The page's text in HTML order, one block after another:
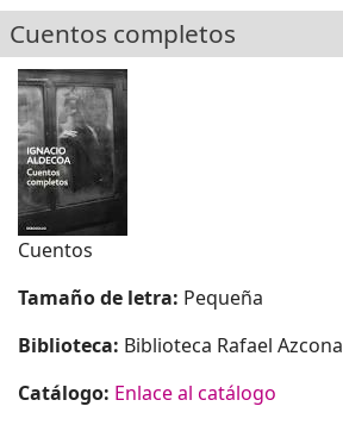
Cuentos completos
Cuentos
Tamaño de letra: Pequeña
Biblioteca: Biblioteca Rafael Azcona
Catálogo: Enlace al catálogo